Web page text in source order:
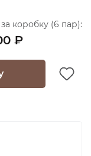
коробку (6 пар):
₽